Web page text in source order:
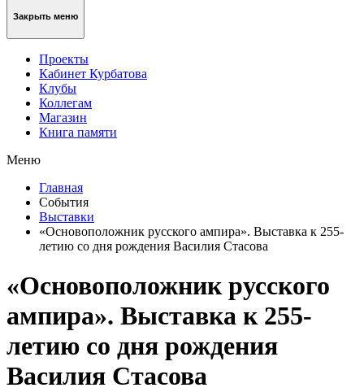
Закрыть меню
Проекты
Кабинет Курбатова
Клубы
Коллегам
Магазин
Книга памяти
Меню
Главная
События
Выставки
«Основоположник русского ампира». Выставка к 255-
летию со дня рождения Василия Стасова
«Основоположник русского
ампира». Выставка к 255-
летию со дня рождения
Василия Стасова